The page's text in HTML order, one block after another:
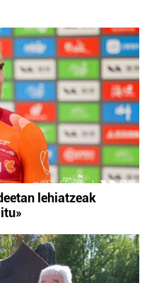
lehiatzeak